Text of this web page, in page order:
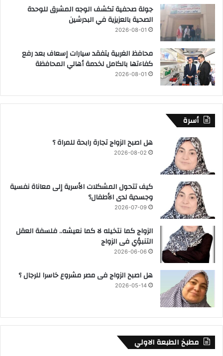
جولة صحفية تكشف الوجه المشرق للوحدة
الصحية بالعزيزية في البدرشين
2026-08-01
محافظ الغربية يتفقد سيارات إسعاف بعد رفع
كفاءتها بالكامل لخدمة أهالي المحافظة
2026-08-01
أسرة
هل اصبح الزواج تجارة رابحة للمراة ؟
2026-08-02
كيف تتحول المشكلات الأسرية إلى معاناة نفسية
وجسدية لدى الأطفال؟
2026-07-09
الزواج كما نتخيله لا كما نعيشه.. فلسفة العقل
التنبؤي فى الزواج
2026-06-06
هل اصبح الزواج فى مصر مشروع خاسرا للرجال ؟
2026-05-14
مطبخ الطبعة الاولي